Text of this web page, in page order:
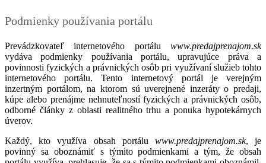
Podmienky používania portálu
Prevádzkovateľ internetového portálu www.predajprenajom.sk
vydáva podmienky používania portálu, upravujúce práva a
povinnosti fyzických a právnických osôb pri využívaní služieb tohto
internetového portálu. Tento internetový portál je verejným
inzertným portálom, na ktorom sú uverejnené inzeráty o predaji,
kúpe alebo prenájme nehnuteľností fyzických a právnických osôb,
odborné články z oblasti realitného trhu a ponuka hypotekárnych
úverov.
Každý, kto využíva obsah portálu www.predajprenajom.sk, je
povinný sa oboznámiť s týmito podmienkami a tým, že obsah